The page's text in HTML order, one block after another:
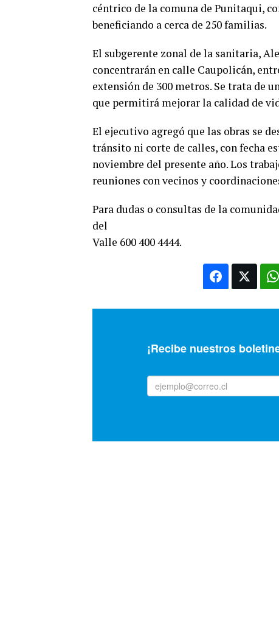
céntrico de la comuna de Punitaqui,
beneficiando a cerca de 250 familias.
El subgerente zonal de la sanitaria,
concentrarán en calle Caupolicán,
extensión de 300 metros. Se trata de
que permitirá mejorar la calidad de
El ejecutivo agregó que las obras se
tránsito ni corte de calles, con fecha
noviembre del presente año. Los
reuniones con vecinos y
Para dudas o consultas de la
del
Valle 600 400 4444.